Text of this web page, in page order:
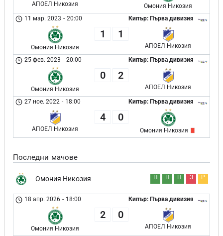
АПОЕЛ Никозия
Омония Никозия
Кипър: Първа дивизия
11 мар. 2023 - 20:00
Омония Никозия
1 1
АПОЕЛ Никозия
Кипър: Първа дивизия
25 фев. 2023 - 20:00
Омония Никозия
0 2
АПОЕЛ Никозия
Кипър: Първа дивизия
27 ное. 2022 - 18:00
АПОЕЛ Никозия
4 0
Омония Никозия
Последни мачове
Омония Никозия П П П З Р
Кипър: Първа дивизия
18 апр. 2026 - 18:00
Омония Никозия
2 0
АПОЕЛ Никозия